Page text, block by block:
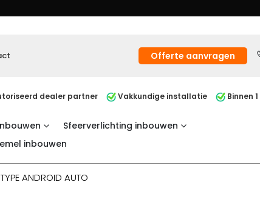
Offerte aanvragen
dealer partner Vakkundige installatie Binnen
Sfeerverlichting inbouwen
inbouwen
ANDROID AUTO